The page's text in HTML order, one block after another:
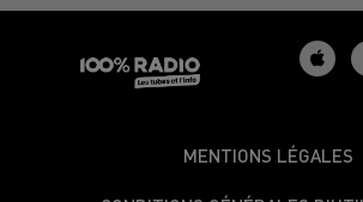
MENTIONS LÉGALES